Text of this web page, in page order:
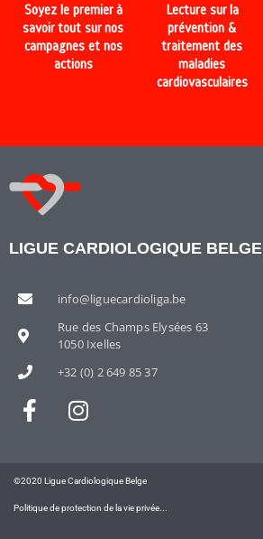
Soyez le premier à
savoir tout sur nos
campagnes et nos
actions
Lecture sur la
prévention &
traitement des
maladies
cardiovasculaires
LIGUE CARDIOLOGIQUE BELGE
info@liguecardioliga.be
Rue des Champs Elysées 63
1050 Ixelles
+32 (0) 2 649 85 37
©2020 Ligue Cardiologique Belge
Politique de protection de la vie privée...